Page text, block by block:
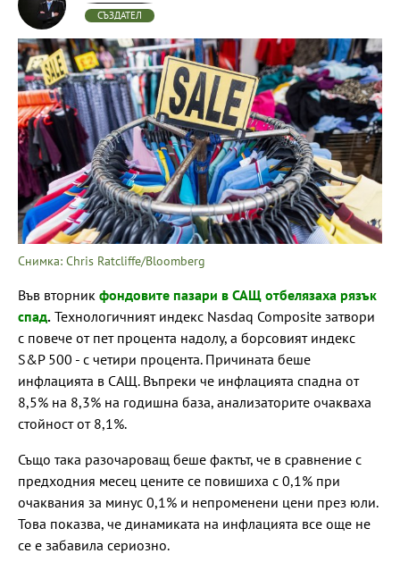
СЪЗДАТЕЛ
Снимка: Chris Ratcliffe/Bloomberg
Във вторник фондовите пазари в САЩ отбелязаха рязък
спад. Технологичният индекс Nasdaq Composite затвори
с повече от пет процента надолу, а борсовият индекс
S&P 500 - с четири процента. Причината беше
инфлацията в САЩ. Въпреки че инфлацията спадна от
8,5% на 8,3% на годишна база, анализаторите очакваха
стойност от 8,1%.
Също така разочароващ беше фактът, че в сравнение с
предходния месец цените се повишиха с 0,1% при
очаквания за минус 0,1% и непроменени цени през юли.
Това показва, че динамиката на инфлацията все още не
се е забавила сериозно.